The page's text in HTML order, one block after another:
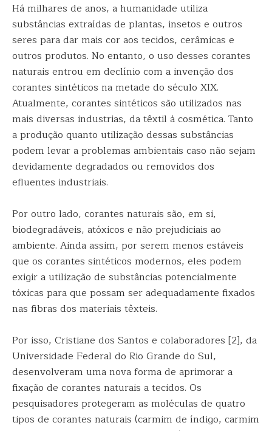
Há milhares de anos, a humanidade utiliza
substâncias extraídas de plantas, insetos e outros
seres para dar mais cor aos tecidos, cerâmicas e
outros produtos. No entanto, o uso desses corantes
naturais entrou em declínio com a invenção dos
corantes sintéticos na metade do século XIX.
Atualmente, corantes sintéticos são utilizados nas
mais diversas industrias, da têxtil à cosmética. Tanto
a produção quanto utilização dessas substâncias
podem levar a problemas ambientais caso não sejam
devidamente degradados ou removidos dos
efluentes industriais.
Por outro lado, corantes naturais são, em si,
biodegradáveis, atóxicos e não prejudiciais ao
ambiente. Ainda assim, por serem menos estáveis
que os corantes sintéticos modernos, eles podem
exigir a utilização de substâncias potencialmente
tóxicas para que possam ser adequadamente fixados
nas fibras dos materiais têxteis.
Por isso, Cristiane dos Santos e colaboradores [2], da
Universidade Federal do Rio Grande do Sul,
desenvolveram uma nova forma de aprimorar a
fixação de corantes naturais a tecidos. Os
pesquisadores protegeram as moléculas de quatro
tipos de corantes naturais (carmim de índigo, carmim